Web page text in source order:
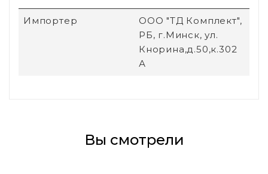
Импортер
ООО "ТД Комплект",
РБ, г.Минск, ул.
Кнорина,д.50,к.302
А
Вы смотрели